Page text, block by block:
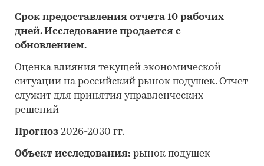
Срок предоставления отчета 10 рабочих
дней. Исследование продается с
обновлением.
Оценка влияния текущей экономической
ситуации на российский рынок подушек. Отчет
служит для принятия управленческих
решений
Прогноз 2026-2030 гг.
Объект исследования: рынок подушек